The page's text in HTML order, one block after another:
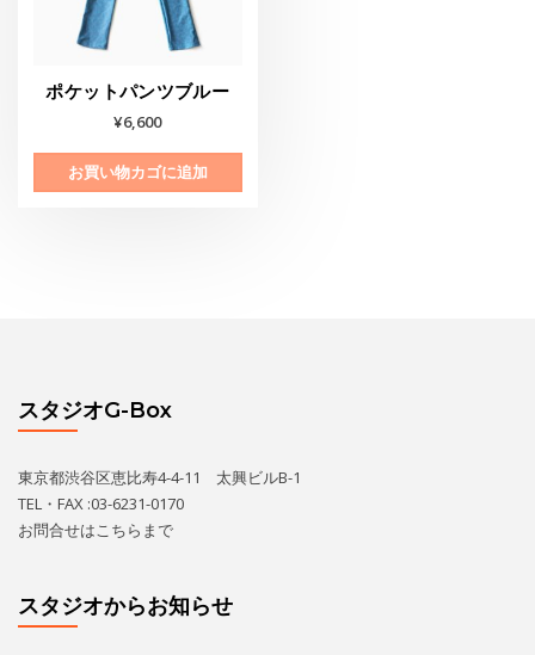
ポケットパンツブルー
¥6,600
お買い物カゴに追加
スタジオG-Box
東京都渋谷区恵比寿4-4-11 太興ビルB-1
TEL・FAX :03-6231-0170
お問合せはこちら まで
スタジオからお知らせ